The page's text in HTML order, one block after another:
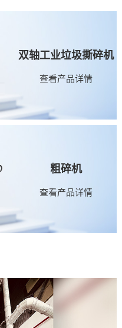
双轴工业垃圾撕碎机
查看产品详情
粗碎机
查看产品详情